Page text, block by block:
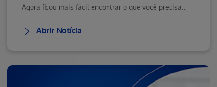
Abrir Notícia